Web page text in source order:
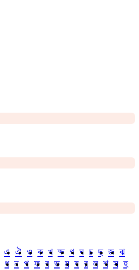
এ ঐ ও ক খ ক্ষ গ ঘ চ ছ জ ঝ
ধ ন প ফ ব ভ ম য র ল শ স হ